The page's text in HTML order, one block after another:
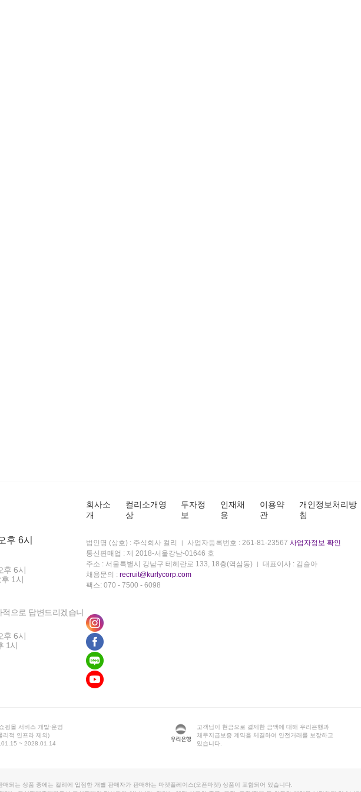
후 6시
후 6시
1시
으로 답변드리겠습니
후 6시
1시
회사소
개
컬리소개영
상
투자정
보
인재채
용
이용약
관
개인정보처리방
침
법인명 (상호) : 주식회사 컬리 사업자등록번호 : 261-81-23567 사업자정보 확인
통신판매업 : 제 2018-서울강남-01646 호
주소 : 서울특별시 강남구 테헤란로 133, 18층(역삼동)
대표이사 : 김슬아
채용문의 : recruit@kurlycorp.com
팩스: 070 - 7500 - 6098
핑몰 서비스 개발·운영
리적 인프라 제외)
~ 2028.01.14
고객님이 현금으로 결제한 금액에 대해 우리은행과
채무지급보증 계약을 체결하여 안전거래를 보장하고
있습니다.
매되는 상품 중에는 컬리에 입점한 개별 판매자가 판매하는 마켓플레이스(오픈마켓) 상품이 포함되어 있습니다.